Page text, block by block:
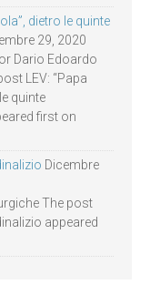
dietro le quinte
29, 2020
Dario Edoardo
LEV: “Papa
quinte
first on
Dicembre
The post
appeared